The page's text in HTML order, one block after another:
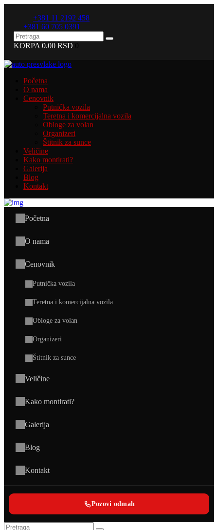
+381 11 2192 458
+381 60 705 0391
KORPA 0.00 RSD
Početna
O nama
Cenovnik
Putnička vozila
Teretna i komercijalna vozila
Obloge za volan
Organizeri
Štitnik za sunce
Veličine
Kako montirati?
Galerija
Blog
Kontakt
Početna
O nama
Cenovnik
Putnička vozila
Teretna i komercijalna vozila
Obloge za volan
Organizeri
Štitnik za sunce
Veličine
Kako montirati?
Galerija
Blog
Kontakt
Pozovi odmah